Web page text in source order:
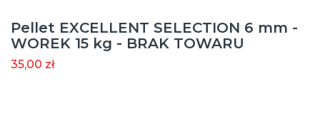
Pellet EXCELLENT SELECTION 6 mm -
WOREK 15 kg - BRAK TOWARU
35,00 zł